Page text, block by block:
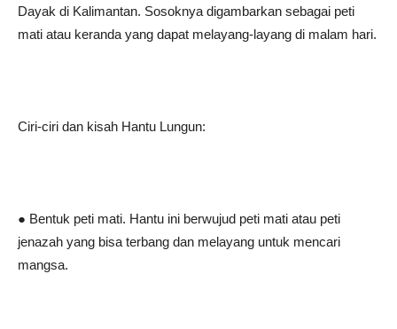
Dayak di Kalimantan. Sosoknya digambarkan sebagai peti
mati atau keranda yang dapat melayang-layang di malam hari.
Ciri-ciri dan kisah Hantu Lungun:
● Bentuk peti mati. Hantu ini berwujud peti mati atau peti
jenazah yang bisa terbang dan melayang untuk mencari
mangsa.